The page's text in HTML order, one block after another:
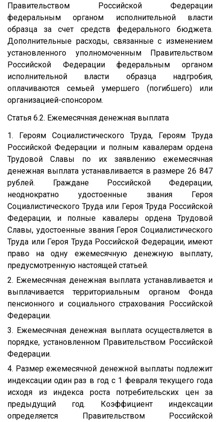
Правительством Российской Федерации
федеральным органом исполнительной власти
образца за счет средств федерального бюджета.
Дополнительные расходы, связанные с изменением
установленного уполномоченным Правительством
Российской Федерации федеральным органом
исполнительной власти образца надгробия,
оплачиваются семьей умершего (погибшего) или
организацией-спонсором.
Статья 6.2. Ежемесячная денежная выплата
1. Героям Социалистического Труда, Героям Труда
Российской Федерации и полным кавалерам ордена
Трудовой Славы по их заявлению ежемесячная
денежная выплата устанавливается в размере 26 847
рублей. Граждане Российской Федерации,
неоднократно удостоенные звания Героя
Социалистического Труда или Героя Труда Российской
Федерации, и полные кавалеры ордена Трудовой
Славы, удостоенные звания Героя Социалистического
Труда или Героя Труда Российской Федерации, имеют
право на одну ежемесячную денежную выплату,
предусмотренную настоящей статьей.
2. Ежемесячная денежная выплата устанавливается и
выплачивается территориальным органом Фонда
пенсионного и социального страхования Российской
Федерации.
3. Ежемесячная денежная выплата осуществляется в
порядке, установленном Правительством Российской
Федерации.
4. Размер ежемесячной денежной выплаты подлежит
индексации один раз в год с 1 февраля текущего года
исходя из индекса роста потребительских цен за
предыдущий год. Коэффициент индексации
определяется Правительством Российской